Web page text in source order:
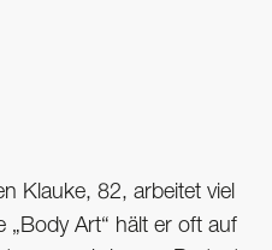
Klauke, 82, arbeitet viel
„Body Art“ hält er oft auf